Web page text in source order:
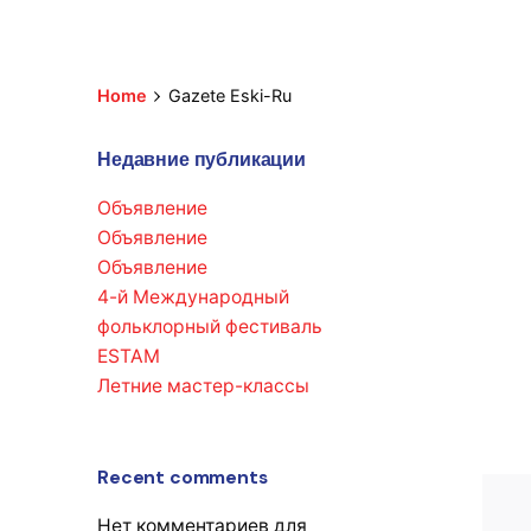
Home Gazete Eski-Ru
Недавние публикации
Объявление
Объявление
Объявление
4-й Международный
фольклорный фестиваль
ESTAM
Летние мастер-классы
Recent comments
Нет комментариев для